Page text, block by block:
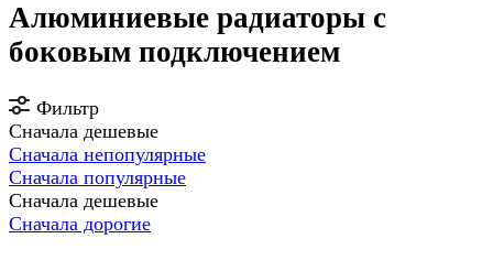
Алюминиевые радиаторы с
боковым подключением
Фильтр
Сначала дешевые
Сначала непопулярные
Сначала популярные
Сначала дешевые
Сначала дорогие